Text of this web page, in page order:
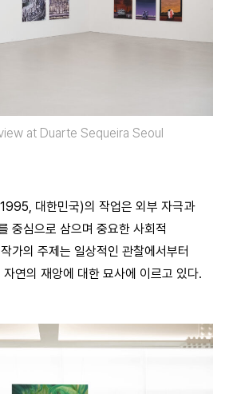
at Duarte Sequeira Seoul
대한민국)의 작업은 외부 자극과
중심으로 삼으며 중요한 사회적
가의 주제는 일상적인 관찰에서부터
연의 재앙에 대한 묘사에 이르고 있다.